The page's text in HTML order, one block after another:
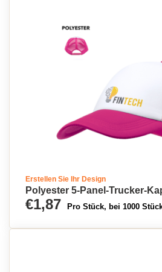
Erstellen Sie Ihr Design
Polyester 5-Panel-Trucker-
€1,87 Pro Stück, bei 1000